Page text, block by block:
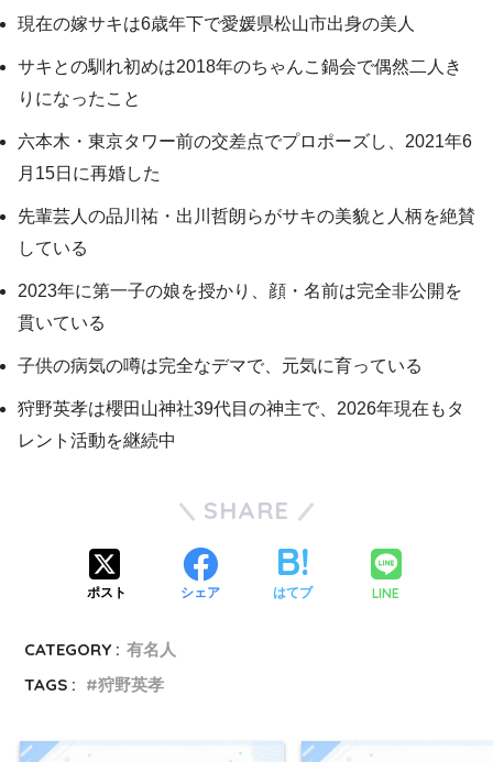
現在の嫁サキは6歳年下で愛媛県松山市出身の美人
サキとの馴れ初めは2018年のちゃんこ鍋会で偶然二人き
りになったこと
六本木・東京タワー前の交差点でプロポーズし、2021年6
月15日に再婚した
先輩芸人の品川祐・出川哲朗らがサキの美貌と人柄を絶賛
している
2023年に第一子の娘を授かり、顔・名前は完全非公開を
貫いている
子供の病気の噂は完全なデマで、元気に育っている
狩野英孝は櫻田山神社39代目の神主で、2026年現在もタ
レント活動を継続中
SHARE
ポスト シェア はてブ LINE
CATEGORY : 有名人
TAGS :
狩野英孝